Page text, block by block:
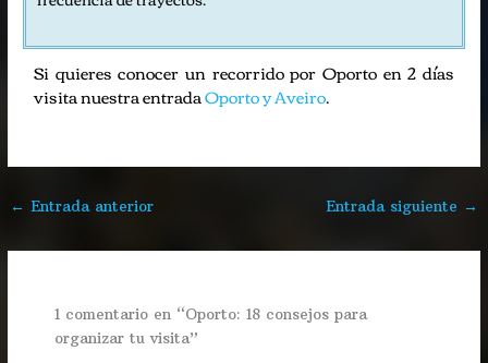
Si quieres conocer un recorrido por Oporto en 2 días
visita nuestra entradaOporto y Aveiro.
← Entrada anterior Entrada siguiente →
1 comentario en “Oporto: 18 consejos para
organizar tu visita”